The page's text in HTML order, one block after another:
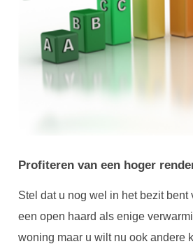
Profiteren van een hoger
Stel dat u nog wel in het bezit bent
een open haard als enige
woning maar u wilt nu ook andere